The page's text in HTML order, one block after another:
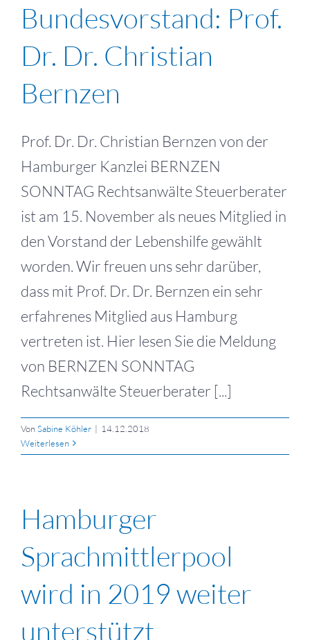
Bundesvorstand: Prof.
Dr. Dr. Christian
Bernzen
Prof. Dr. Dr. Christian Bernzen von der
Hamburger Kanzlei BERNZEN
SONNTAG Rechtsanwälte Steuerberater
ist am 15. November als neues Mitglied in
den Vorstand der Lebenshilfe gewählt
worden. Wir freuen uns sehr darüber,
dass mit Prof. Dr. Dr. Bernzen ein sehr
erfahrenes Mitglied aus Hamburg
vertreten ist. Hier lesen Sie die Meldung
von BERNZEN SONNTAG
Rechtsanwälte Steuerberater [...]
VonSabine Köhler | 14.12.2018
Weiterlesen
Hamburger
Sprachmittlerpool
wird in 2019 weiter
unterstützt